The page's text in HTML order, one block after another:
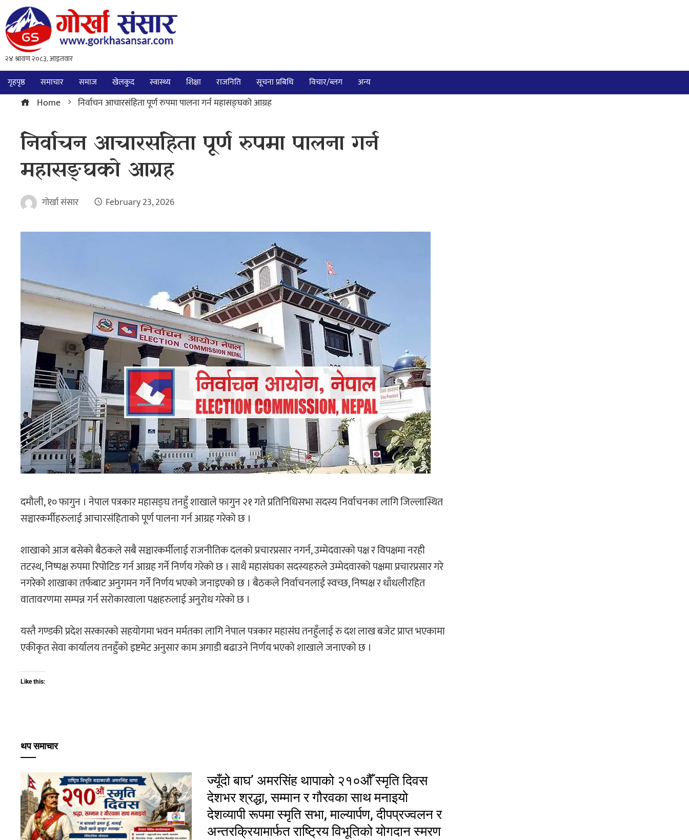
गृहपृष्ठ समाचार समाज खेलकुद स्वास्थ्य शिक्षा राजनिति सूचना प्रबिधि विचार/ब्लग अन्य
Home निर्वाचन आचारसंहिता पूर्ण रुपमा पालना गर्न महासङ्घको आग्रह
निर्वाचन आचारसंहिता पूर्ण रुपमा पालना गर्न
महासङ्घको आग्रह
गोर्खा संसार February 23, 2026
दमौली, १० फागुन । नेपाल पत्रकार महासङ्घ तनहुँ शाखाले फागुन २१ गते प्रतिनिधिसभा सदस्य निर्वाचनका लागि जिल्लास्थित
सञ्चारकर्मीहरुलाई आचारसंहिताको पूर्ण पालना गर्न आग्रह गरेको छ ।
शाखाको आज बसेको बैठकले सबै सञ्चारकर्मीलाई राजनीतिक दलको प्रचारप्रसार नगर्न, उम्मेदवारको पक्ष र विपक्षमा नरही
तटस्थ, निष्पक्ष रुपमा रिपोटिङ गर्न आग्रह गर्ने निर्णय गरेको छ । साथै महासंघका सदस्यहरुले उम्मेदवारको पक्षमा प्रचारप्रसार गरे
नगरेको शाखाका तर्फबाट अनुगमन गर्ने निर्णय भएको जनाइएको छ । बैठकले निर्वाचनलाई स्वच्छ, निष्पक्ष र धाँधलीरहित
वातावरणमा सम्पन्न गर्न सरोकारवाला पक्षहरुलाई अनुरोध गरेको छ ।
यस्तै गण्डकी प्रदेश सरकारको सहयोगमा भवन मर्मतका लागि नेपाल पत्रकार महासंघ तनहुँलाई रु दश लाख बजेट प्राप्त भएकामा
एकीकृत सेवा कार्यालय तनहुँको इष्टमेट अनुसार काम अगाडी बढाउने निर्णय भएको शाखाले जनाएको छ ।
Like this:
थप समाचार
ज्यूँदो बाघ’ अमरसिंह थापाको २१०औँ स्मृति दिवस
देशभर श्रद्धा, सम्मान र गौरवका साथ मनाइयो
देशव्यापी रूपमा स्मृति सभा, माल्यार्पण, दीपप्रज्वलन र
अन्तरक्रियामार्फत राष्ट्रिय विभूतिको योगदान स्मरण